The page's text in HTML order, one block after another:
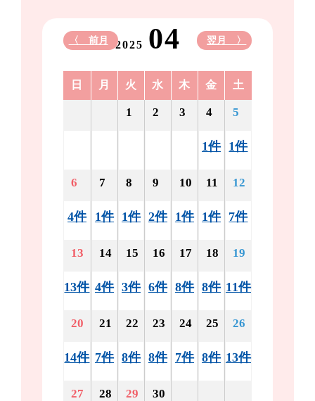
2025 04
〈 前月 翌月 〉
日 月 火 水 木 金 土
1 2 3 4
1件
5
1件
6
4件
7
1件
8
1件
9
2件
10
1件
11
1件
12
7件
13
13件
14
4件
15
3件
16
6件
17
8件
18
8件
19
11件
20
14件
21
7件
22
8件
23
8件
24
7件
25
8件
26
13件
27 28 29 30